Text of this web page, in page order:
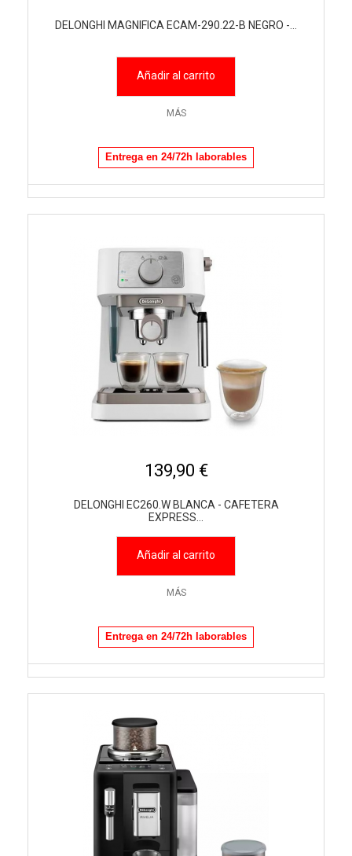
DELONGHI MAGNIFICA ECAM-290.22-B NEGRO -...
Añadir al carrito
MÁS
Entrega en 24/72h laborables
139,90 €
DELONGHI EC260.W BLANCA - CAFETERA
EXPRESS...
Añadir al carrito
MÁS
Entrega en 24/72h laborables